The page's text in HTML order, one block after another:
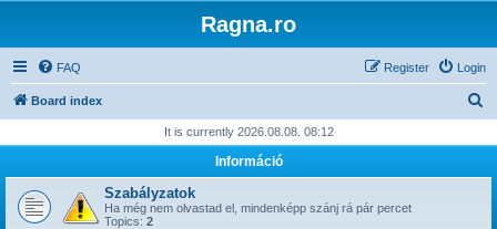
Ragna.ro
FAQ Login
Register
Board index
r
It is currently 2026.08.08. 08:12
Információ
Szabályzatok
Ha még nem olvastad el, mindenképp szánj rá pár percet
Topics: 2